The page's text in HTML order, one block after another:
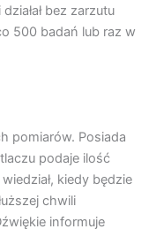
bez zarzutu
500 badań lub raz w
pomiarów. Posiada
podaje ilość
kiedy będzie
chwili
informuje